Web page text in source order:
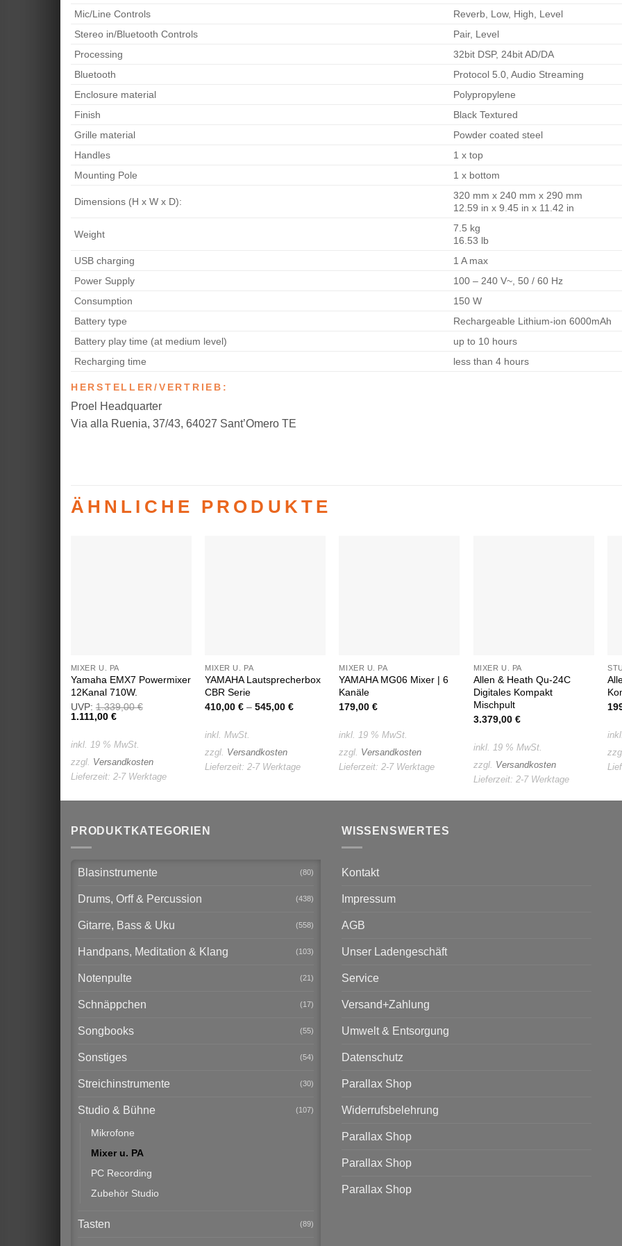
Mic/Line Controls
Reverb, Low, High, Level
Stereo in/Bluetooth Controls
Pair, Level
Processing
32bit DSP, 24bit AD/DA
Bluetooth
Protocol 5.0, Audio Streaming
Enclosure material
Polypropylene
Finish
Black Textured
Grille material
Powder coated steel
Handles
1 x top
Mounting Pole
1 x bottom
Dimensions (H x W x D):
320 mm x 240 mm x 290 mm
12.59 in x 9.45 in x 11.42 in
Weight
7.5 kg
16.53 lb
USB charging
1 A max
Power Supply
100 – 240 V~, 50 / 60 Hz
Consumption
150 W
Battery type
Rechargeable Lithium-ion 6000mAh
Battery play time (at medium level)
up to 10 hours
Recharging time
less than 4 hours
HERSTELLER/VERTRIEB:
Proel Headquarter
Via alla Ruenia, 37/43, 64027 Sant’Omero TE
ÄHNLICHE PRODUKTE
MIXER U. PA
Yamaha EMX7 Powermixer
12Kanal 710W.
UVP: 1.339,00€
Ursprünglicher
1.339,00 €
1.111,00 €Aktueller
1.111,00 €.
inkl. 19 % MwSt.
zzgl. Versandkosten
Lieferzeit: 2-7 Werktage
MIXER U. PA
YAMAHA Lautsprecherbox
CBR Serie
410,00€ –545,00€
inkl. MwSt.
zzgl. Versandkosten
Lieferzeit:2-7 Werktage
MIXER U. PA
YAMAHA MG06 Mixer | 6
Kanäle
179,00€
inkl. 19 % MwSt.
zzgl. Versandkosten
Lieferzeit:2-7 Werktage
MIXER U. PA
Allen & Heath Qu-24C
Digitales Kompakt
Mischpult
3.379,00 €
inkl. 19 % MwSt.
zzgl. Versandkosten
Lieferzeit: 2-7 Werktage
PRODUKTKATEGORIEN
Blasinstrumente (80)
Drums, Orff & Percussion (438)
Gitarre, Bass & Uku (558)
Handpans, Meditation & Klang (103)
Notenpulte (21)
Schnäppchen (17)
Songbooks (55)
Sonstiges (54)
Streichinstrumente (30)
Studio & Bühne (107)
Mikrofone
Mixer u. PA
PC Recording
Zubehör Studio
Tasten (89)
WISSENSWERTES
Kontakt
Impressum
AGB
Unser Ladengeschäft
Service
Versand+Zahlung
Umwelt & Entsorgung
Datenschutz
Parallax Shop
Widerrufsbelehrung
Parallax Shop
Parallax Shop
Parallax Shop